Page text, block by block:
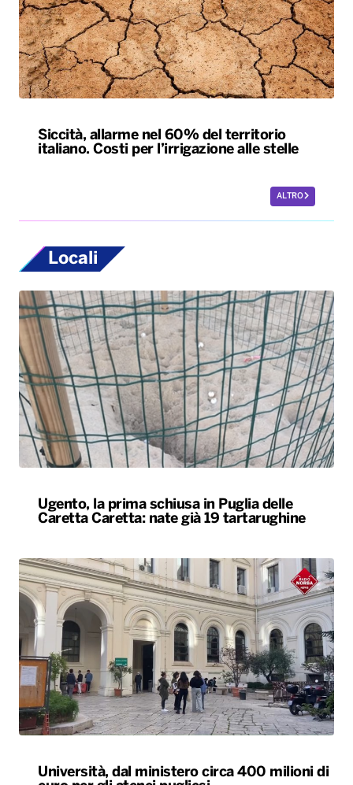
Siccità, allarme nel 60% del territorio
italiano. Costi per l’irrigazione alle stelle
ALTRO
Locali
Ugento, la prima schiusa in Puglia delle
Caretta Caretta: nate già 19 tartarughine
Università, dal ministero circa 400 milioni di